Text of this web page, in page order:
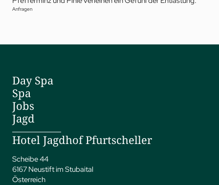
Anfragen
Day Spa
Spa
Jobs
Jagd
Hotel Jagdhof Pfurtscheller
Scheibe 44
6167 Neustift im Stubaital
Österreich